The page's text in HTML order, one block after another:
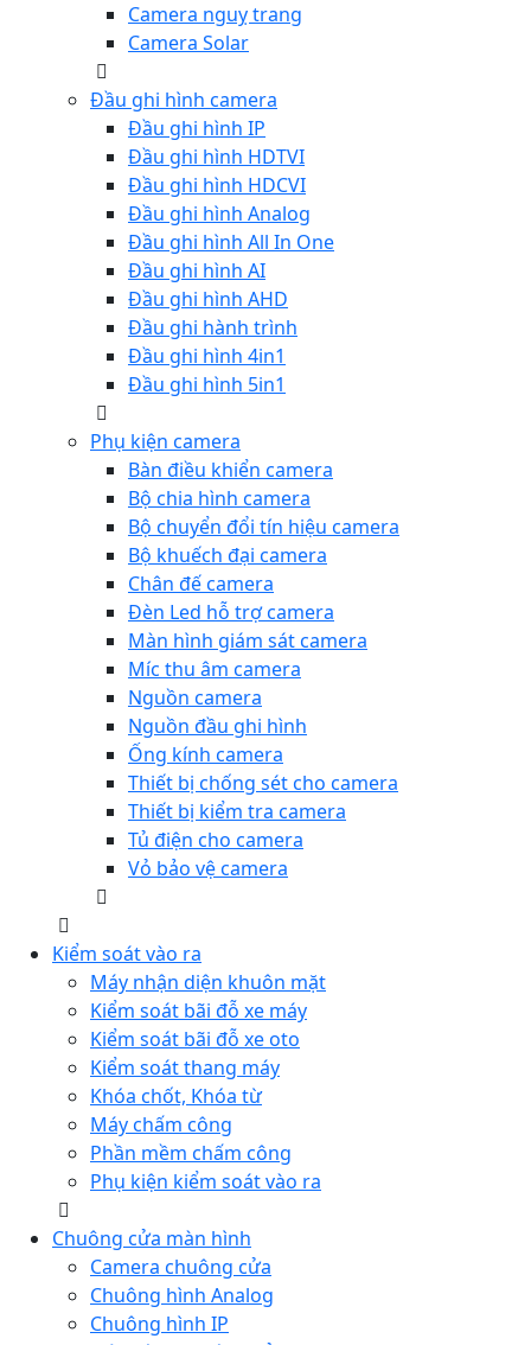
Camera nguỵ trang
Camera Solar
Đầu ghi hình camera
Đầu ghi hình IP
Đầu ghi hình HDTVI
Đầu ghi hình HDCVI
Đầu ghi hình Analog
Đầu ghi hình All In One
Đầu ghi hình AI
Đầu ghi hình AHD
Đầu ghi hành trình
Đầu ghi hình 4in1
Đầu ghi hình 5in1
Phụ kiện camera
Bàn điều khiển camera
Bộ chia hình camera
Bộ chuyển đổi tín hiệu camera
Bộ khuếch đại camera
Chân đế camera
Đèn Led hỗ trợ camera
Màn hình giám sát camera
Míc thu âm camera
Nguồn camera
Nguồn đầu ghi hình
Ống kính camera
Thiết bị chống sét cho camera
Thiết bị kiểm tra camera
Tủ điện cho camera
Vỏ bảo vệ camera
Kiểm soát vào ra
Máy nhận diện khuôn mặt
Kiểm soát bãi đỗ xe máy
Kiểm soát bãi đỗ xe oto
Kiểm soát thang máy
Khóa chốt, Khóa từ
Máy chấm công
Phần mềm chấm công
Phụ kiện kiểm soát vào ra
Chuông cửa màn hình
Camera chuông cửa
Chuông hình Analog
Chuông hình IP